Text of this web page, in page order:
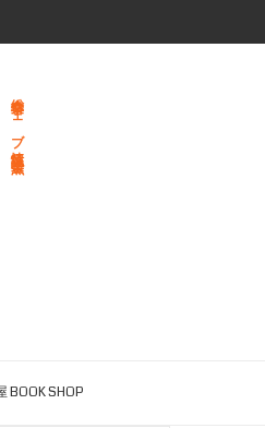
総合文学ウェブ情報誌 文学金魚
BOOK SHOP